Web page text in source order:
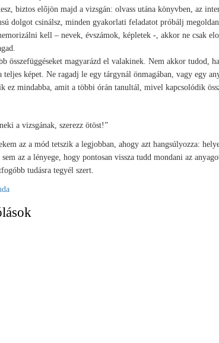
biztos előjön majd a vizsgán: olvass utána könyvben, az
dolgot csinálsz, minden gyakorlati feladatot próbálj
kell – nevek, évszámok, képletek -, akkor ne csak
összefüggéseket magyarázd el valakinek. Nem akkor tudod,
képet. Ne ragadj le egy tárgynál önmagában, vagy egy
ez mindabba, amit a többi órán tanultál, mivel kapcsolódik
a vizsgának, szerezz ötöst!”
az a mód tetszik a legjobban, ahogy azt hangsúlyozza:
az a lényege, hogy pontosan vissza tudd mondani az
tudásra tegyél szert.